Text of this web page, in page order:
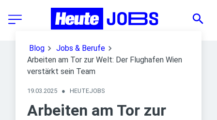
Blog
Jobs & Berufe
Arbeiten am Tor zur Welt: Der Flughafen Wien
verstärkt sein Team
19.03.2025 ● HEUTEJOBS
Arbeiten am Tor zur